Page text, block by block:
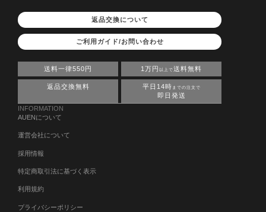
返品交換について
ご利用ガイド/お問い合わせ
送料一律550円 1万円 以上で送料無料
返品交換無料 平日14時 までの注文で
即日発送
INFORMATION
AUENについて
運営会社について
採用情報
特定商取引法に基づく表示
利用規約
プライバシーポリシー